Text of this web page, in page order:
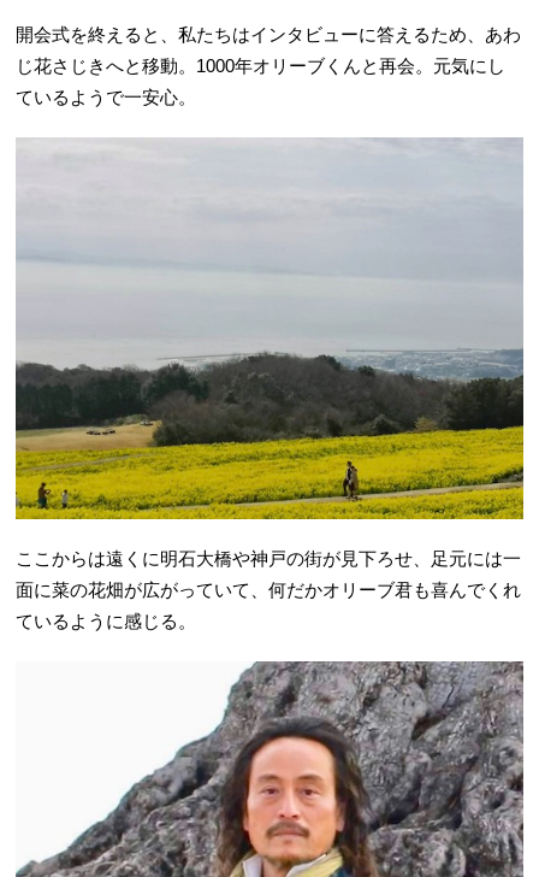
開会式を終えると、私たちはインタビューに答えるため、あわ
じ花さじきへと移動。1000年オリーブくんと再会。元気にし
ているようで一安心。
ここからは遠くに明石大橋や神戸の街が見下ろせ、足元には一
面に菜の花畑が広がっていて、何だかオリーブ君も喜んでくれ
ているように感じる。